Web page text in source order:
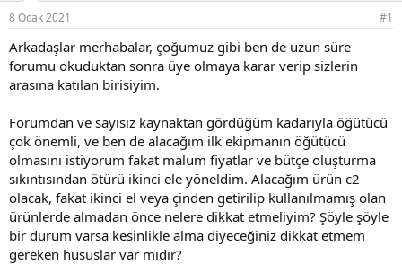
b
a
ş
a
t
n
ı
ç
t
a
r
h
8 Ocak 2021 #1
Arkadaşlar merhabalar, çoğumuz gibi ben de uzun süre
forumu okuduktan sonra üye olmaya karar verip sizlerin
arasına katılan birisiyim.
Forumdan ve sayısız kaynaktan gördüğüm kadarıyla öğütücü
çok önemli, ve ben de alacağım ilk ekipmanın öğütücü
olmasını istiyorum fakat malum fiyatlar ve bütçe oluşturma
sıkıntısından ötürü ikinci ele yöneldim. Alacağım ürün c2
olacak, fakat ikinci el veya çinden getirilip kullanılmamış olan
ürünlerde almadan önce nelere dikkat etmeliyim? Şöyle şöyle
bir durum varsa kesinlikle alma diyeceğiniz dikkat etmem
gereken hususlar var mıdır?